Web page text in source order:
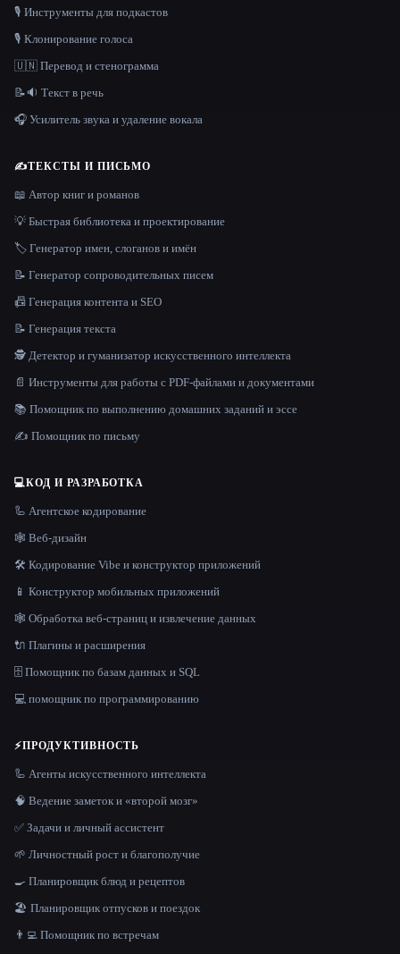
🎙️ Инструменты для подкастов
🎙️ Клонирование голоса
🇺🇳 Перевод и стенограмма
📝🔉 Текст в речь
🎧 Усилитель звука и удаление вокала
✍️ТЕКСТЫ И ПИСЬМО
📖 Автор книг и романов
💡 Быстрая библиотека и проектирование
🏷️ Генератор имен, слоганов и имён
📝 Генератор сопроводительных писем
📠 Генерация контента и SEO
📝 Генерация текста
🕵️ Детектор и гуманизатор искусственного интеллекта
📄 Инструменты для работы с PDF-файлами и документами
📚 Помощник по выполнению домашних заданий и эссе
✍️ Помощник по письму
💻КОД И РАЗРАБОТКА
🦾 Агентское кодирование
🕸 Веб-дизайн
🛠️ Кодирование Vibe и конструктор приложений
📱 Конструктор мобильных приложений
🕸️ Обработка веб-страниц и извлечение данных
🔌 Плагины и расширения
🗄️ Помощник по базам данных и SQL
💻 помощник по программированию
⚡ПРОДУКТИВНОСТЬ
🦾 Агенты искусственного интеллекта
🧠 Ведение заметок и «второй мозг»
✅ Задачи и личный ассистент
🌱 Личностный рост и благополучие
🍳 Планировщик блюд и рецептов
🏖 Планировщик отпусков и поездок
👨‍💻 Помощник по встречам